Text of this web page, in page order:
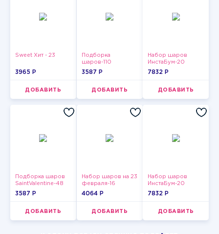
Sweet Хит - 23
3965 P
ДОБАВИТЬ
Подборка
шаров-110
3587 P
ДОБАВИТЬ
Набор шаров
ИнстаБум-20
7832 P
ДОБАВИТЬ
Подборка шаров
SaintValentine-48
3587 P
ДОБАВИТЬ
Набор шаров на 23
февраля-16
4064 P
ДОБАВИТЬ
Набор шаров
ИнстаБум-20
7832 P
ДОБАВИТЬ